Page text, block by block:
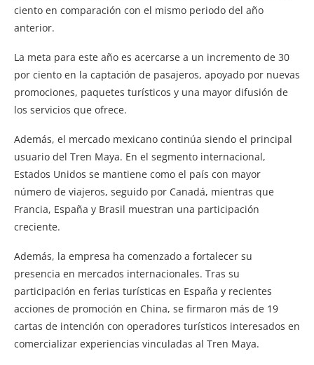
ciento en comparación con el mismo periodo del año
anterior.
La meta para este año es acercarse a un incremento de 30
por ciento en la captación de pasajeros, apoyado por nuevas
promociones, paquetes turísticos y una mayor difusión de
los servicios que ofrece.
Además, el mercado mexicano continúa siendo el principal
usuario del Tren Maya. En el segmento internacional,
Estados Unidos se mantiene como el país con mayor
número de viajeros, seguido por Canadá, mientras que
Francia, España y Brasil muestran una participación
creciente.
Además, la empresa ha comenzado a fortalecer su
presencia en mercados internacionales. Tras su
participación en ferias turísticas en España y recientes
acciones de promoción en China, se firmaron más de 19
cartas de intención con operadores turísticos interesados en
comercializar experiencias vinculadas al Tren Maya.